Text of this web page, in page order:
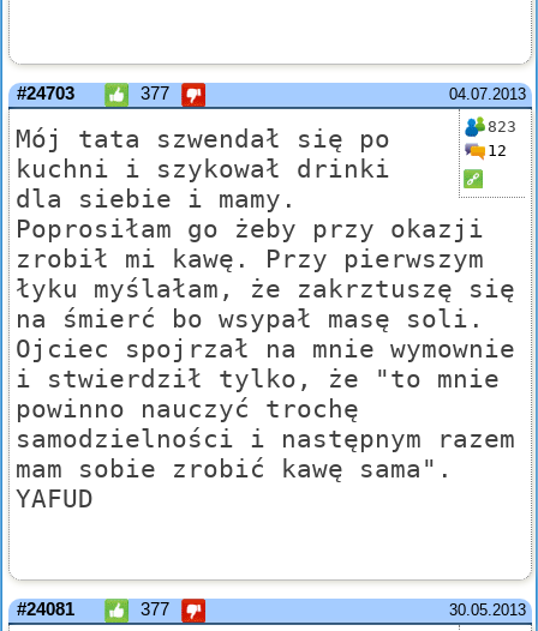
04.07.2013
#24703 377
823
12
Mój tata szwendał się po
kuchni i szykował drinki
dla siebie i mamy.
Poprosiłam go żeby przy okazji
zrobił mi kawę. Przy pierwszym
łyku myślałam, że zakrztuszę się
na śmierć bo wsypał masę soli.
Ojciec spojrzał na mnie wymownie
i stwierdził tylko, że "to mnie
powinno nauczyć trochę
samodzielności i następnym razem
mam sobie zrobić kawę sama".
YAFUD
30.05.2013
#24081 377